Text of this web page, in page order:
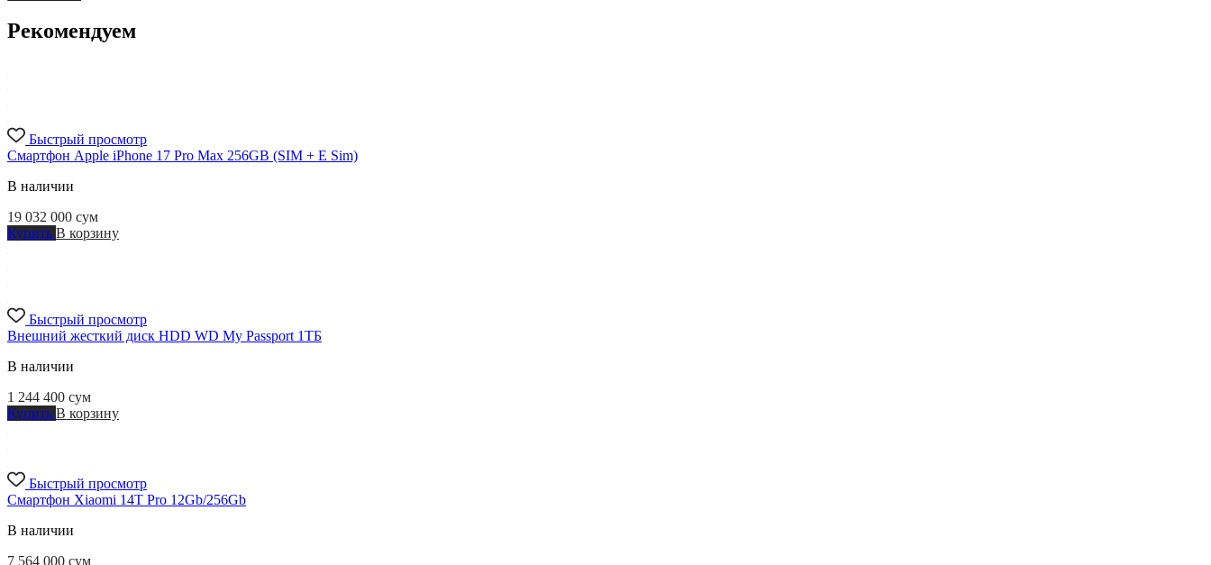
Рекомендуем
Быстрый просмотр
Смартфон Apple iPhone 17 Pro Max 256GB (SIM + E Sim)
В наличии
19 032 000 сум
Купить В корзину
Быстрый просмотр
Внешний жесткий диск HDD WD My Passport 1ТБ
В наличии
1 244 400 сум
Купить В корзину
Быстрый просмотр
Смартфон Xiaomi 14Т Pro 12Gb/256Gb
В наличии
7 564 000 сум